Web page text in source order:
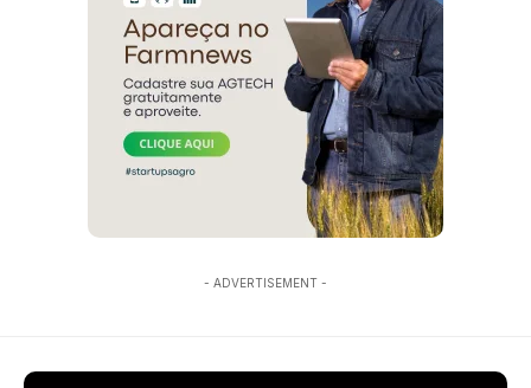
- ADVERTISEMENT -